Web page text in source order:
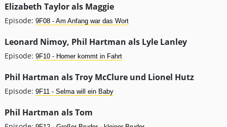
Elizabeth Taylor als Maggie
Episode: 9F08 - Am Anfang war das Wort
Leonard Nimoy, Phil Hartman als Lyle Lanley
Episode: 9F10 - Homer kommt in Fahrt
Phil Hartman als Troy McClure und Lionel Hutz
Episode: 9F11 - Selma will ein Baby
Phil Hartman als Tom